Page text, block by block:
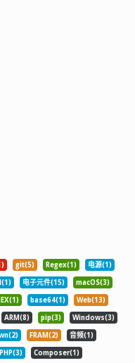
git(5) Regex(1)
电源(1)
电子元件(15)
macOS(3)
base64(1)
Web(13)
ARM(8) pip(3)
Windows(3)
FRAM(2)
音频(1)
PHP(3)
Composer(1)